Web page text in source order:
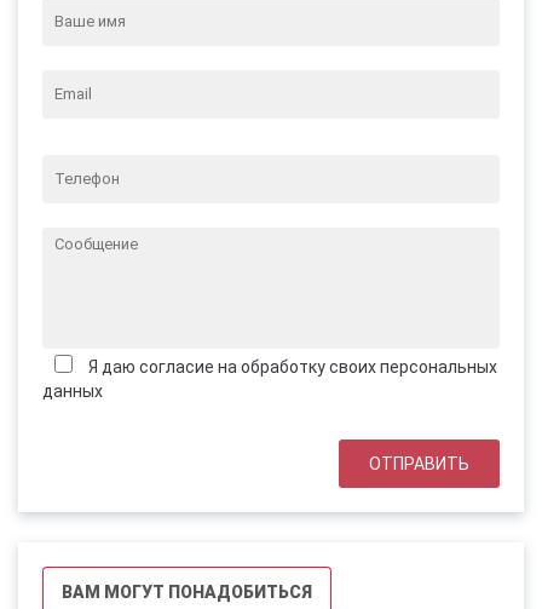
Я даю согласие на обработку своих персональных
данных
ВАМ МОГУТ ПОНАДОБИТЬСЯ